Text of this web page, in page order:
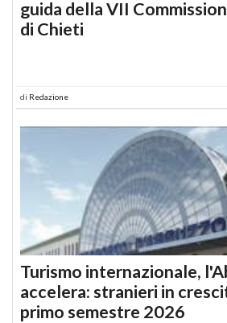
guida della VII
di Chieti
di Redazione
Turismo internazionale,
accelera: stranieri in
primo semestre 2026